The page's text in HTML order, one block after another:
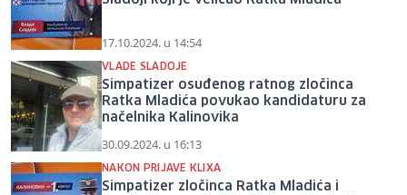
17.10.2024. u 14:54
VLADE SLADOJE
Simpatizer osuđenog ratnog zločinca
Ratka Mladića povukao kandidaturu za
načelnika Kalinovika
30.09.2024. u 16:13
NAKON PRIJAVE KLIXA
Simpatizer zločinca Ratka Mladića i